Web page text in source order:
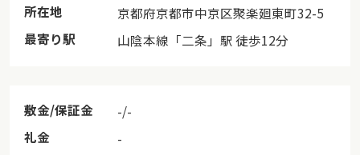
都は旅行で訪れる「憧れの町」だった。ずっと東京の会
社員として働いて、家族ができて、子育てをするんだろ
うなあ……なんて、当たり前のように思っていたのに。
所在地
京都府京都市中京区聚楽廻東町32-5
最寄り駅
山陰本線「二条」駅 徒歩12分
敷金/保証金
-/-
礼金
-